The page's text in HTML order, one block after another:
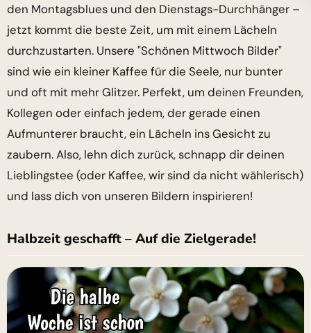
den Montagsblues und den Dienstags-Durchhänger –
jetzt kommt die beste Zeit, um mit einem Lächeln
durchzustarten. Unsere "Schönen Mittwoch Bilder"
sind wie ein kleiner Kaffee für die Seele, nur bunter
und oft mit mehr Glitzer. Perfekt, um deinen Freunden,
Kollegen oder einfach jedem, der gerade einen
Aufmunterer braucht, ein Lächeln ins Gesicht zu
zaubern. Also, lehn dich zurück, schnapp dir deinen
Lieblingstee (oder Kaffee, wir sind da nicht wählerisch)
und lass dich von unseren Bildern inspirieren!
Halbzeit geschafft – Auf die Zielgerade!